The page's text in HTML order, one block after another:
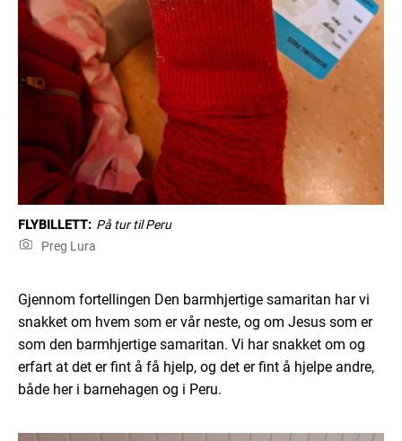
FLYBILLETT: På tur til Peru
Preg Lura
Gjennom fortellingen Den barmhjertige samaritan har vi
snakket om hvem som er vår neste, og om Jesus som er
som den barmhjertige samaritan. Vi har snakket om og
erfart at det er fint å få hjelp, og det er fint å hjelpe andre,
både her i barnehagen og i Peru.